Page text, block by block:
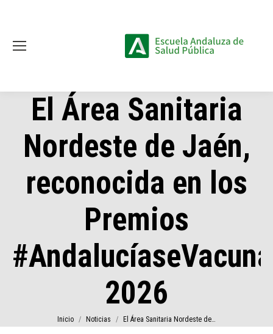
El Área Sanitaria
Nordeste de Jaén,
reconocida en los
Premios
#AndalucíaseVacuna
2026
Estás aquí:
Inicio Noticias El Área Sanitaria Nordeste de…